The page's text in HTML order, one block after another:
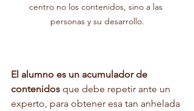
centro no los contenidos, sino a las
personas y su desarrollo.
El alumno es un acumulador de
contenidos que debe repetir ante un
experto, para obtener esa tan anhelada